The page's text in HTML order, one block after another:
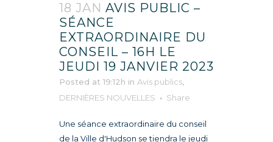
18 JAN AVIS PUBLIC –
SÉANCE
EXTRAORDINAIRE DU
CONSEIL – 16H LE
JEUDI 19 JANVIER 2023
Posted at 19:12h in Avis publics,
DERNIÈRES NOUVELLES
Share
Une séance extraordinaire du conseil
de la Ville d'Hudson se tiendra le jeudi